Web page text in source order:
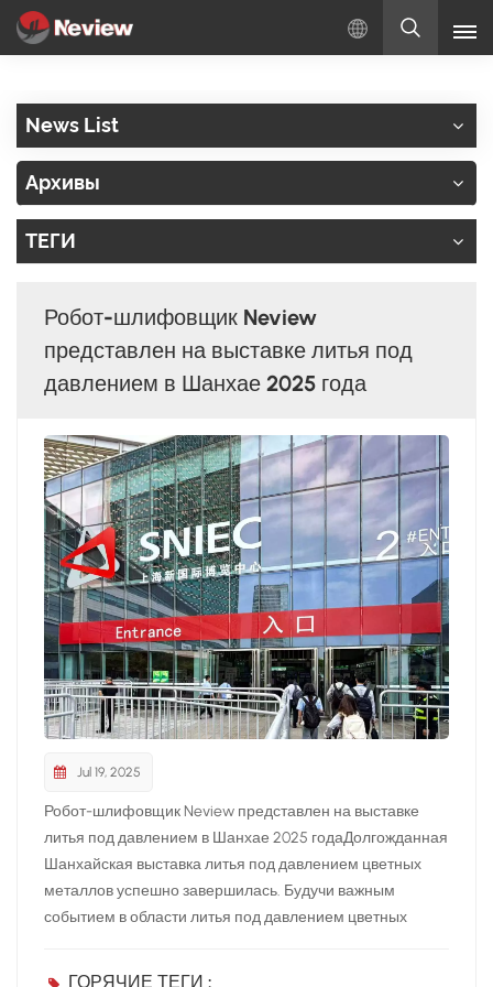
Русский
News List
Архивы
ТЕГИ
Робот-шлифовщик Neview
представлен на выставке литья под
давлением в Шанхае 2025 года
Jul 19, 2025
Робот-шлифовщик Neview представлен на выставке
литья под давлением в Шанхае 2025 годаДолгожданная
Шанхайская выставка литья под давлением цветных
металлов успешно завершилась. Будучи важным
событием в области литья под давлением цветных
ГОРЯЧИЕ ТЕГИ :